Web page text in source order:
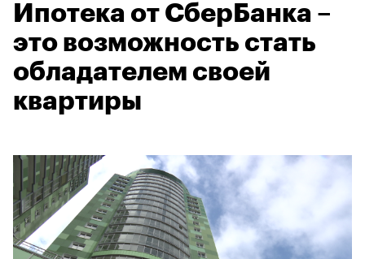
Ипотека от СберБанка –
это возможность стать
обладателем своей
квартиры